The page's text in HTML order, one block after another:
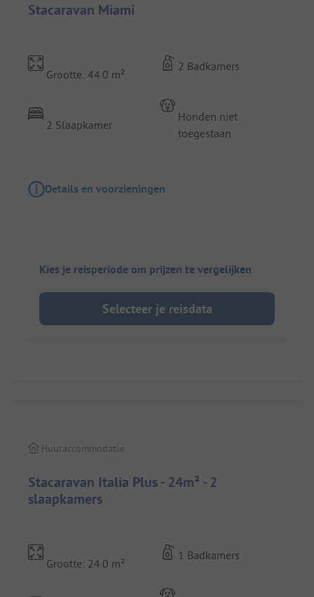
Stacaravan Miami
Grootte: 44.0 m²
2 Slaapkamer
2 Badkamers
Honden niet
toegestaan
Details en voorzieningen
Kies je reisperiode om prijzen te vergelijken
Selecteer je reisdata
Stacaravan Italia Plus - 24m² - 2
slaapkamers
Huuraccommodatie
Grootte: 24.0 m²
1 Badkamers